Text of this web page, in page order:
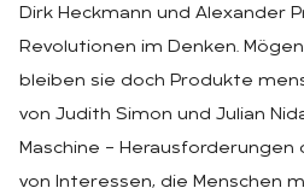
Dirk Heckmann und Alexander
Revolutionen im Denken.
bleiben sie doch Produkte
von Judith Simon und Julian
Maschine –
von Interessen, die Menschen